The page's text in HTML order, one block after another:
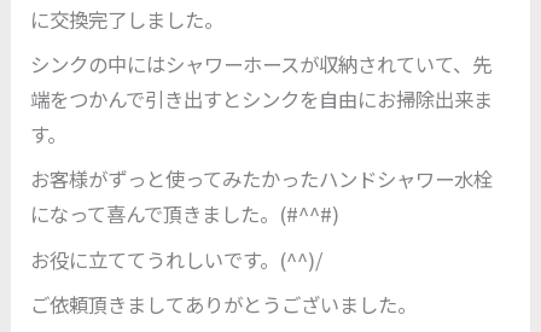
に交換完了しました。
シンクの中にはシャワーホースが収納されていて、先
端をつかんで引き出すとシンクを自由にお掃除出来ま
す。
お客様がずっと使ってみたかったハンドシャワー水栓
になって喜んで頂きました。(#^^#)
お役に立ててうれしいです。(^^)/
ご依頼頂きましてありがとうございました。